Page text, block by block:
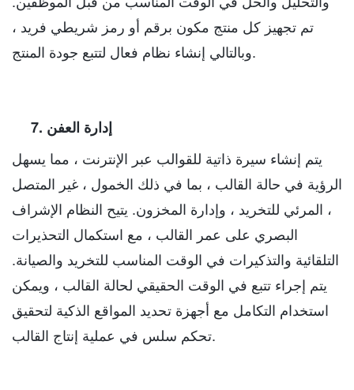
تم تجهيز كل منتج مكون برقم أو رمز شريطي فريد ،
وبالتالي إنشاء نظام فعال لتتبع جودة المنتج.
7. إدارة العفن
يتم إنشاء سيرة ذاتية للقوالب عبر الإنترنت ، مما يسهل
الرؤية في حالة القالب ، بما في ذلك الخمول ، غير المتصل
، المرئي للتخريد ، وإدارة المخزون. يتيح النظام الإشراف
البصري على عمر القالب ، مع استكمال التحذيرات
التلقائية والتذكيرات في الوقت المناسب للتخريد والصيانة.
يتم إجراء تتبع في الوقت الحقيقي لحالة القالب ، ويمكن
استخدام التكامل مع أجهزة تحديد المواقع الذكية لتحقيق
تحكم سلس في عملية إنتاج القالب.